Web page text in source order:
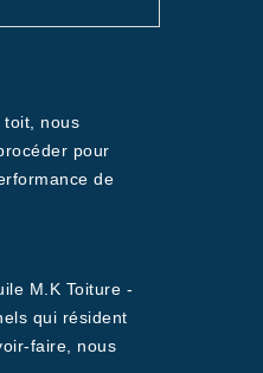
toit, nous
pour
de
M.K Toiture -
qui résident
faire, nous